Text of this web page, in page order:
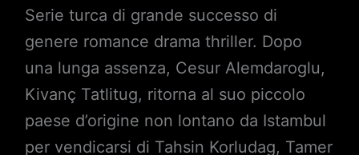
Serie turca di grande successo di
genere romance drama thriller. Dopo
una lunga assenza, Cesur Alemdaroglu,
Kivanç Tatlitug, ritorna al suo piccolo
paese d’origine non lontano da Istambul
per vendicarsi di Tahsin Korludag, Tamer